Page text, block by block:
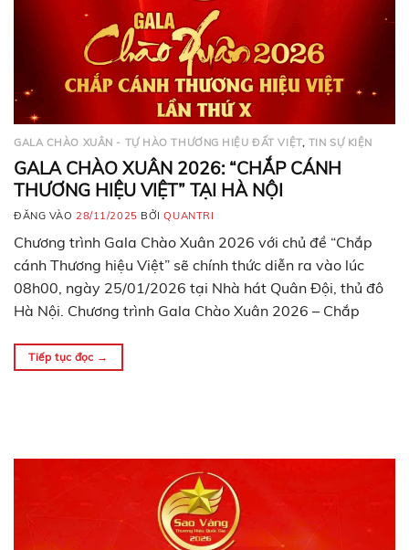
GALA CHÀO XUÂN - TỰ HÀO THƯƠNG HIỆU ĐẤT VIỆT, TIN SỰ KIỆN
GALA CHÀO XUÂN 2026: “CHẮP CÁNH
THƯƠNG HIỆU VIỆT” TẠI HÀ NỘI
ĐĂNG VÀO 28/11/2025 BỞIQUANTRI
Chương trình Gala Chào Xuân 2026 với chủ đề “Chắp
cánh Thương hiệu Việt” sẽ chính thức diễn ra vào lúc
08h00, ngày 25/01/2026 tại Nhà hát Quân Đội, thủ đô
Hà Nội. Chương trình Gala Chào Xuân 2026 – Chắp
2026 – Chắp cánh thương…
Tiếp tục đọc →